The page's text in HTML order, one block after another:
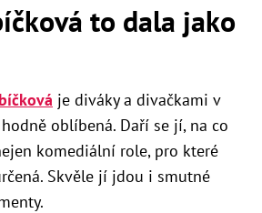
to dala jako
je diváky a divačkami v
oblíbená. Daří se jí, na co
komediální role, pro které
Skvěle jí jdou i smutné